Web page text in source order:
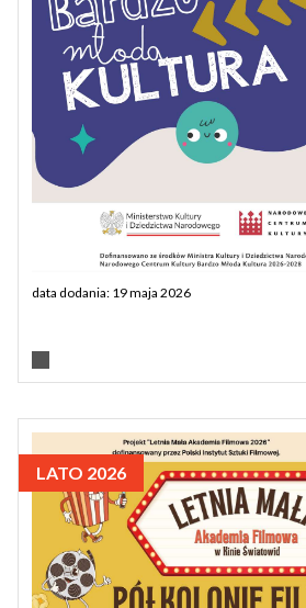
data dodania: 19 maja 2026
LATO 2026